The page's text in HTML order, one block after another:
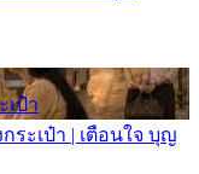
เป๋า
ระเป๋า | เตือนใจ บุญ